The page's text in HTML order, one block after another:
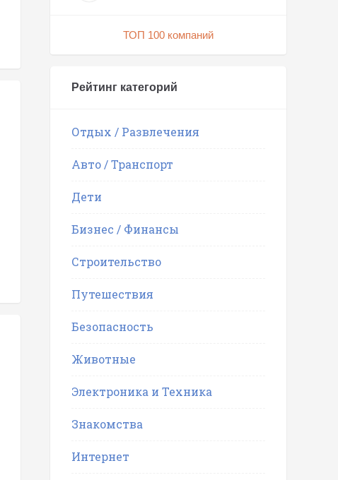
ТОП 100 компаний
Рейтинг категорий
Отдых / Развлечения
Авто / Транспорт
Дети
Бизнес / Финансы
Строительство
Путешествия
Безопасность
Животные
Электроника и Техника
Знакомства
Интернет